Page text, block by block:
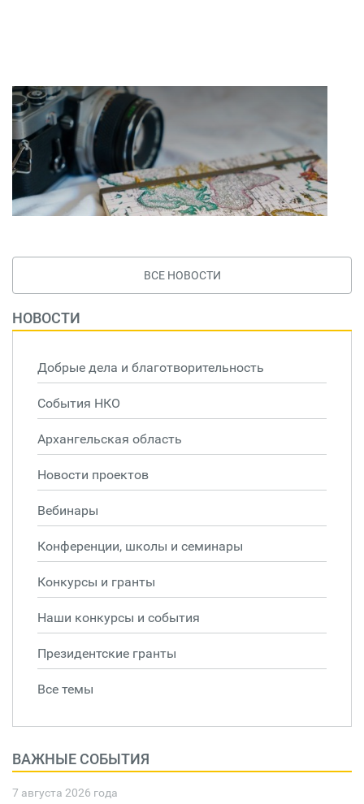
ВСЕ НОВОСТИ
НОВОСТИ
Добрые дела и благотворительность
События НКО
Архангельская область
Новости проектов
Вебинары
Конференции, школы и семинары
Конкурсы и гранты
Наши конкурсы и события
Президентские гранты
Все темы
ВАЖНЫЕ СОБЫТИЯ
7 августа 2026 года